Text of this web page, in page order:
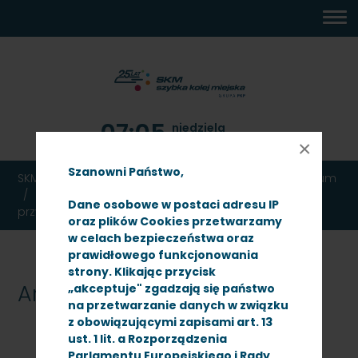
Szanowni Państwo,
Dane osobowe w postaci adresu IP
oraz plików Cookies przetwarzamy
w celach bezpieczeństwa oraz
prawidłowego funkcjonowania
strony. Klikając przycisk
„akceptuje" zgadzają się państwo
na przetwarzanie danych w związku
z obowiązującymi zapisami art. 13
ust. 1 lit. a Rozporządzenia
×
DOSTĘPNOŚCI
07:05 niedziela
SKM TRÓJMIASTO Ogłoszenia
Archiwum
przygotowawcze pod zagospodarowanie terenów
Archiwum